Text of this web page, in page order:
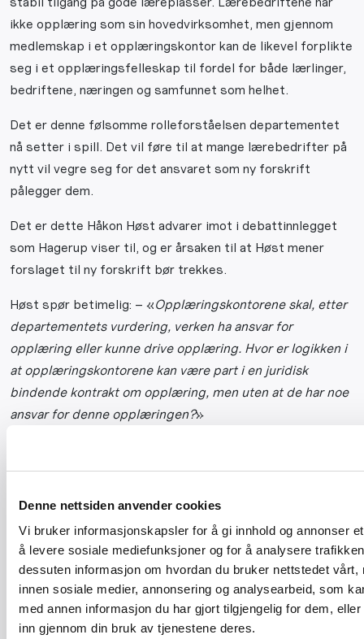
Denne nettsiden anvender cookies
Vi bruker informasjonskapsler for å gi innhold og annonser
å levere sosiale mediefunksjoner og for å analysere
dessuten informasjon om hvordan du bruker nettstedet vårt,
innen sosiale medier, annonsering og analysearbeid, som
med annen informasjon du har gjort tilgjengelig for dem,
inn gjennom din bruk av tjenestene deres.
ikke opplæring som sin hovedvirksomhet, men gjennom
medlemskap i et opplæringskontor kan de likevel forplikte
seg i et opplæringsfelleskap til fordel for både lærlinger,
bedriftene, næringen og samfunnet som helhet.
Det er denne følsomme rolleforståelsen departementet
nå setter i spill. Det vil føre til at mange lærebedrifter på
nytt vil vegre seg for det ansvaret som ny forskrift
pålegger dem.
Det er dette Håkon Høst advarer imot i debattinnlegget
som Hagerup viser til, og er årsaken til at Høst mener
forslaget til ny forskrift bør trekkes.
Høst spør betimelig: – «Opplæringskontorene skal, etter
departementets vurdering, verken ha ansvar for
opplæring eller kunne drive opplæring. Hvor er logikken i
at opplæringskontorene kan være part i en juridisk
bindende kontrakt om opplæring, men uten at de har noe
ansvar for denne opplæringen?»
opplæring, men om hvem som skal ha ansvaret for at
bedriftsfellesskapet påse at enkeltbedriftenes
opplæring holder en tilstrekkelig faglig standard, og ha
mandat til å korrigere opplæringen om lærebedriftene ikke
innfrir sine forpliktelser.